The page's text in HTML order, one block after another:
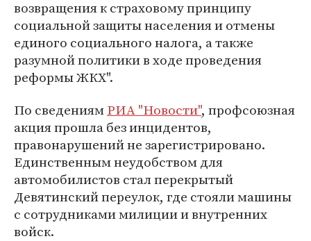
возвращения к страховому принципу
социальной защиты населения и отмены
единого социального налога, а также
разумной политики в ходе проведения
реформы ЖКХ".
По сведениямРИА "Новости", профсоюзная
акция прошла без инцидентов,
правонарушений не зарегистрировано.
Единственным неудобством для
автомобилистов стал перекрытый
Девятинский переулок, где стояли машины
с сотрудниками милиции и внутренних
войск.